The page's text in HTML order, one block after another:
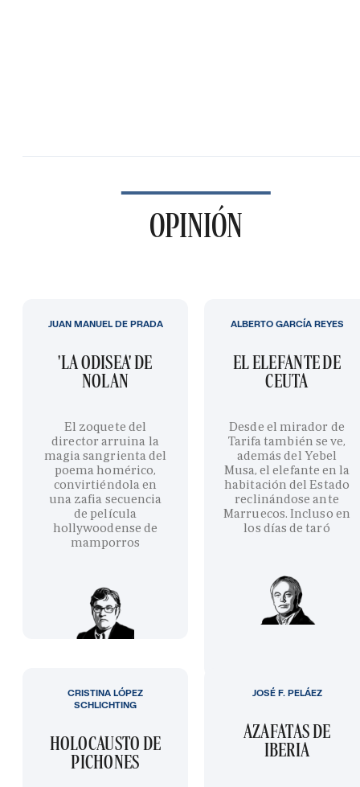
OPINIÓN
'LA ODISEA' DE
NOLAN
El zoquete del
director arruina la
magia sangrienta del
poema homérico,
convirtiéndola en
una zafia secuencia
de película
hollywoodense de
mamporros
JUAN MANUEL DE PRADA
EL ELEFANTE DE
CEUTA
Desde el mirador de
Tarifa también se ve,
además del Yebel
Musa, el elefante en la
habitación del Estado
reclinándose ante
Marruecos. Incluso en
los días de taró
ALBERTO GARCÍA REYES
HOLOCAUSTO DE
PICHONES
CRISTINA LÓPEZ
SCHLICHTING
AZAFATAS DE
IBERIA
JOSÉ F. PELÁEZ